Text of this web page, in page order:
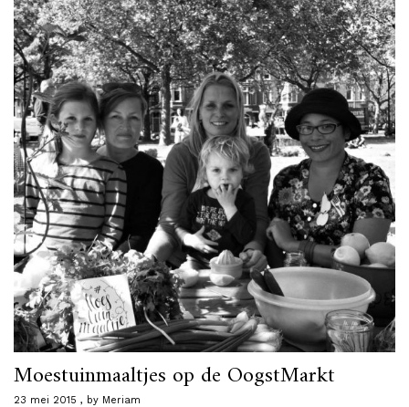
Moestuinmaaltjes op de OogstMarkt
23 mei 2015 by Meriam